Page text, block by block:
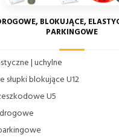
BLOKUJĄCE,
PARKINGOWE
| uchylne
słupki blokujące U12
U5